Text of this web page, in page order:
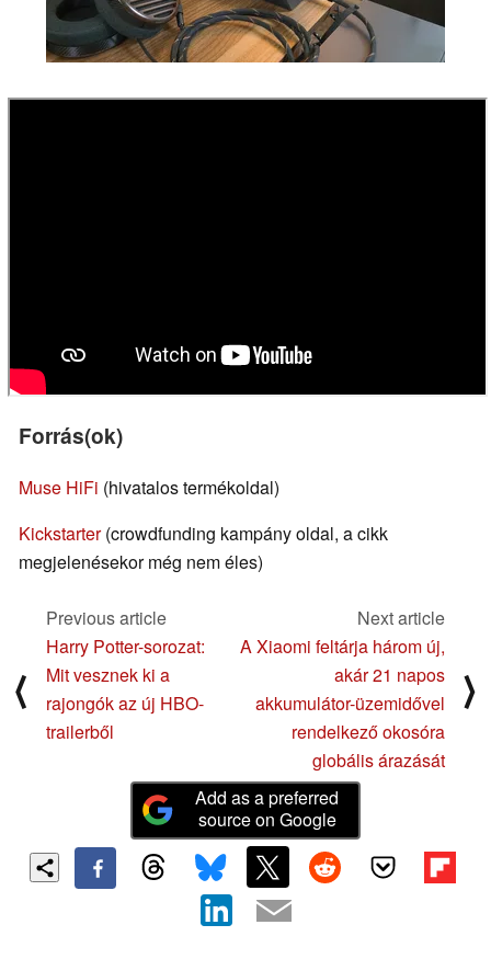
Forrás(ok)
Muse HiFi (hivatalos termékoldal)
Kickstarter(crowdfunding kampány oldal, a cikk
megjelenésekor még nem éles)
⟨
Previous article
Harry Potter-sorozat:
Mit vesznek ki a
rajongók az új HBO-
trailerből
Next article
A Xiaomi feltárja három új,
akár 21 napos
akkumulátor-üzemidővel
rendelkező okosóra
globális árazását
⟩
Add as a preferred
source on Google